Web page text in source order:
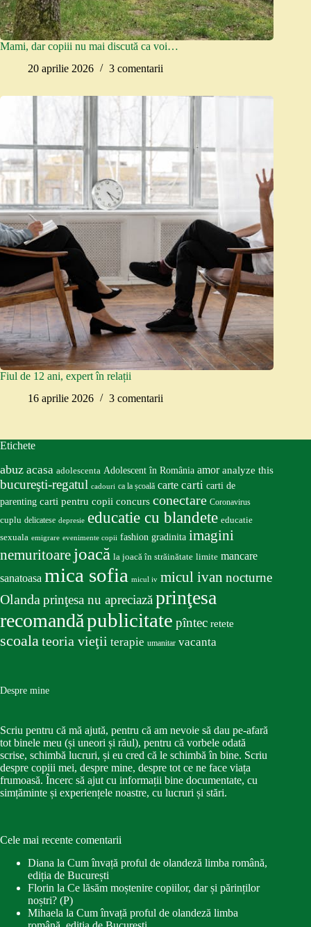
Mami, dar copiii nu mai discută ca voi…
20 aprilie 2026
3 comentarii
Fiul de 12 ani, expert în relații
16 aprilie 2026
3 comentarii
Etichete
abuz acasa adolescenta Adolescent în România amor analyze this
bucureşti-regatul cadouri ca la școală carte carti carti de
parenting carti pentru copii concurs conectare Coronavirus
cuplu delicatese depresie educatie cu blandete educatie
sexuala emigrare evenimente copii fashion gradinita imagini
nemuritoare joacă la joacă în străinătate limite mancare
sanatoasa mica sofia micul iv micul ivan nocturne
Olandaprinţesa nu apreciazăprinţesa
recomandăpublicitate pîntec retete
scoalateoria vieţii terapie umanitar vacanta
Despre mine
Scriu pentru că mă ajută, pentru că am nevoie să dau pe-afară
tot binele meu (și uneori și răul), pentru că vorbele odată
scrise, schimbă lucruri, și eu cred că le schimbă în bine. Scriu
despre copiii mei, despre mine, despre tot ce ne face viața
frumoasă. Încerc să ajut cu informații bine documentate, cu
simțăminte și experiențele noastre, cu lucruri și stări.
Cele mai recente comentarii
Diana la Cum învață proful de olandeză limba română,
ediția de București
Florin la Ce lăsăm moștenire copiilor, dar și părinților
noștri? (P)
Mihaela la Cum învață proful de olandeză limba